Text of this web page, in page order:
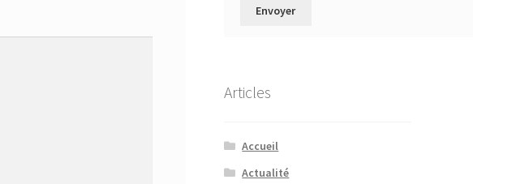
Articles
Accueil
Actualité